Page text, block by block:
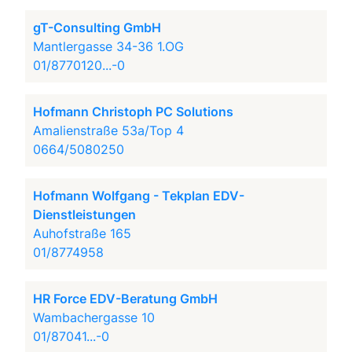
gT-Consulting GmbH
Mantlergasse 34-36 1.OG
01/8770120...-0
Hofmann Christoph PC Solutions
Amalienstraße 53a/Top 4
0664/5080250
Hofmann Wolfgang - Tekplan EDV-
Dienstleistungen
Auhofstraße 165
01/8774958
HR Force EDV-Beratung GmbH
Wambachergasse 10
01/87041...-0